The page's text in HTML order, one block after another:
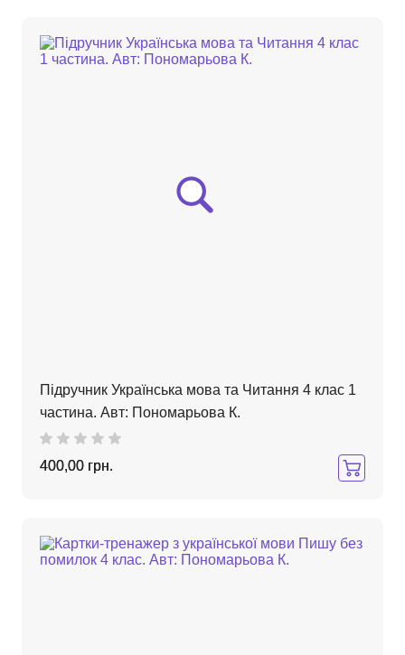
Підручник Українська мова та Читання 4 клас 1
частина. Авт: Пономарьова К.
400,00 грн.